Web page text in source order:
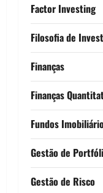
Factor Investing
Filosofia de
Finanças
Finanças
Fundos
Gestão de
Gestão de Risco